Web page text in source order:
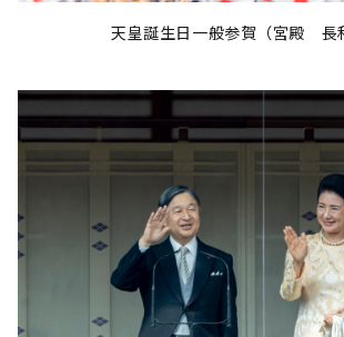
天皇誕生日一般参賀（宮殿 長